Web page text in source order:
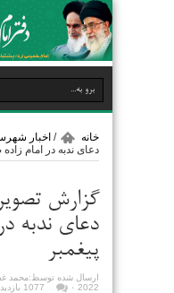
خانه / اخبار
دعای ندبه در امام زاده
گزارش
دعای ندبه
پیغمبر
ارسال شده توسط:محمد
2022 ۰ 1077 بازدید